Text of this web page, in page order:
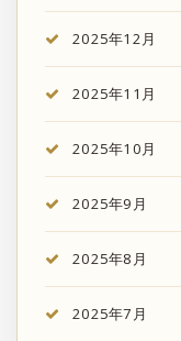
2025年12月
2025年11月
2025年10月
2025年9月
2025年8月
2025年7月